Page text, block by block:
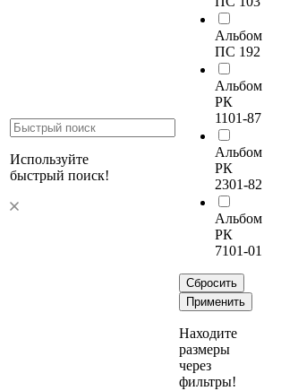
Используйте
быстрый поиск!
Альбом
ПС 192
Альбом
РК
1101-87
Альбом
РК
2301-82
Альбом
РК
7101-01
Сбросить
Применить
Находите
размеры
через
фильтры!